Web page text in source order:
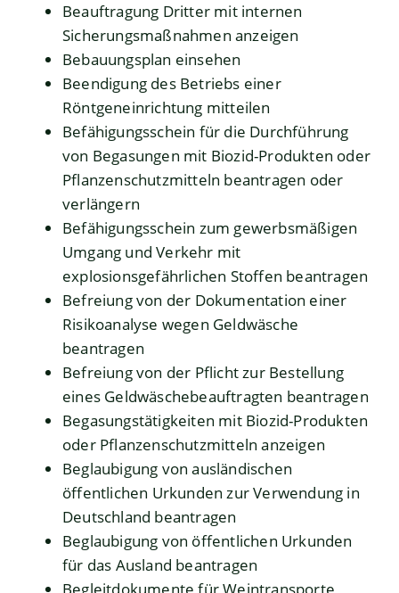
Beauftragung Dritter mit internen
Sicherungsmaßnahmen anzeigen
Bebauungsplan einsehen
Beendigung des Betriebs einer
Röntgeneinrichtung mitteilen
Befähigungsschein für die Durchführung
von Begasungen mit Biozid-Produkten oder
Pflanzenschutzmitteln beantragen oder
verlängern
Befähigungsschein zum gewerbsmäßigen
Umgang und Verkehr mit
explosionsgefährlichen Stoffen beantragen
Befreiung von der Dokumentation einer
Risikoanalyse wegen Geldwäsche
beantragen
Befreiung von der Pflicht zur Bestellung
eines Geldwäschebeauftragten beantragen
Begasungstätigkeiten mit Biozid-Produkten
oder Pflanzenschutzmitteln anzeigen
Beglaubigung von ausländischen
öffentlichen Urkunden zur Verwendung in
Deutschland beantragen
Beglaubigung von öffentlichen Urkunden
für das Ausland beantragen